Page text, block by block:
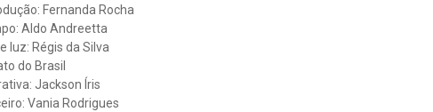
Fernanda Rocha
Aldo Andreetta
luz: Régis da Silva
do Brasil
Jackson Íris
Vania Rodrigues